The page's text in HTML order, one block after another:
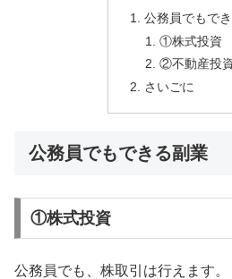
公務員でもで
①株式投資
②不動産投
さいごに
公務員でもできる副業
①株式投資
公務員でも、株取引は行えます。